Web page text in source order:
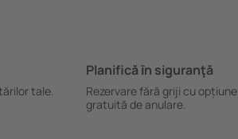
tale.
Planifică ȋn siguranţă
Rezervare fără griji cu opțiune
gratuită de anulare.